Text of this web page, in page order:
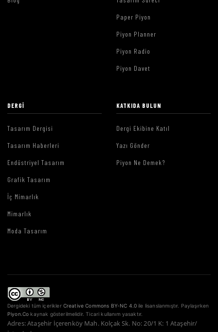
Paper Piyon
Piyon Planner
Piyon Radio
Piyon Davet
DERGI
Tasarım Dergisi
Tasarım Haberleri
Endüstriyel Tasarım
Grafik Tasarım
İç Mimarlık
Mimarlık
Moda Tasarım
KATKIDA BULUN
Dergi Ekibine Katıl
Yazı Gönder
Piyon Ne Demek?
Dergideki tüm içerikler Creative Commons BY-NC 4.0 ile lisanslanmıştır. Paylaşırken
Piyon.Co kaynak gösterilmelidir. Ticari kullanım yasaktır.
Adres: Ataşehir İçerenköy Mah. Kolçak Sk. No: 20/1 K: 1 Ataşehir/